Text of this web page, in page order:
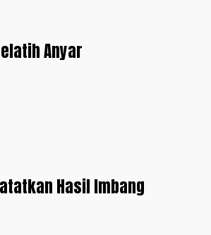
Anyar
Hasil Imbang